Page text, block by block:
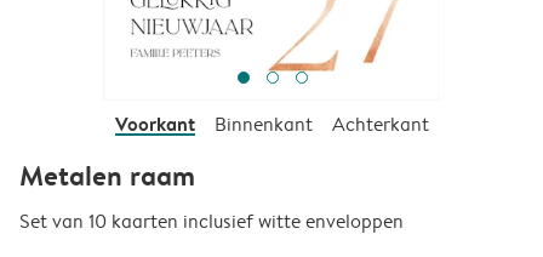
Voorkant Binnenkant Achterkant
Metalen raam
Set van 10 kaarten inclusief witte enveloppen